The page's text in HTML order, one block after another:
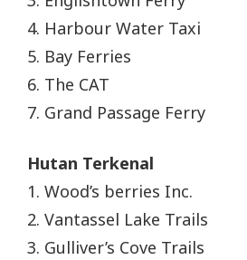
4. Harbour Water Taxi
5. Bay Ferries
6. The CAT
7. Grand Passage Ferry
Hutan Terkenal
1. Wood’s berries Inc.
2. Vantassel Lake Trails
3. Gulliver’s Cove Trails